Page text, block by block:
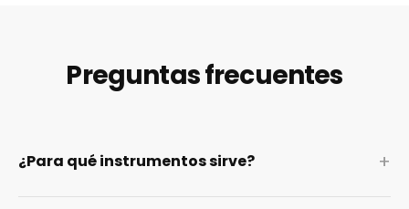
Preguntas frecuentes
¿Para qué instrumentos sirve? +